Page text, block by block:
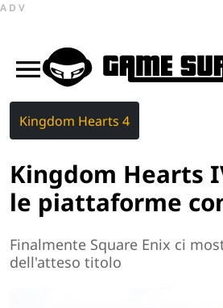
ADV
Kingdom Hearts 4
Kingdom Hearts
le piattaforme
Finalmente Square Enix ci
dell'atteso titolo